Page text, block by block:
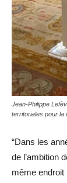
Jean-Philippe
territoriales pour la
“Dans les
de l’ambition
même endroit